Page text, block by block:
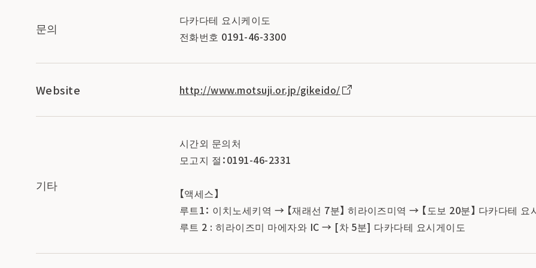
문의
다카다테 요시케이도
전화번호 0191-46-3300
Website http://www.motsuji.or.jp/gikeido/
기타
시간외 문의처
모고지 절：0191-46-2331
【액세스】
루트1： 이치노세키역 → 【재래선 7분】 히라이즈미역 → 【도보 20분】 다카다테 요
루트 2 : 히라이즈미 마에자와 IC → [차 5분] 다카다테 요시게이도